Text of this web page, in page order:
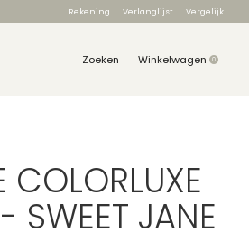
Rekening Verlanglijst Vergelijk
Zoeken Winkelwagen 0items
COLORLUXE
SWEET JANE